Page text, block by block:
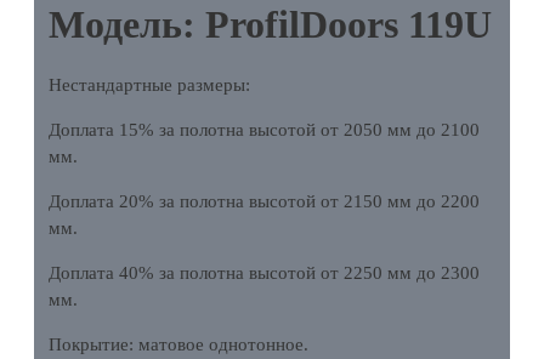
Модель: ProfilDoors 119U
Нестандартные размеры:
Доплата 15% за полотна высотой от 2050 мм до 2100
мм.
Доплата 20% за полотна высотой от 2150 мм до 2200
мм.
Доплата 40% за полотна высотой от 2250 мм до 2300
мм.
Покрытие: матовое однотонное.